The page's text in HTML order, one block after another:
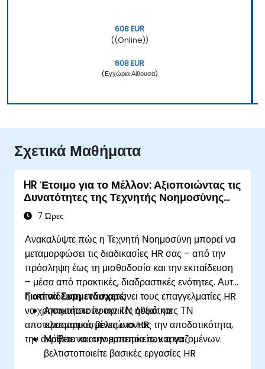
608 EUR
((Online))
608 EUR
(Εγχώρια Αίθουσα)
Σχετικά Μαθήματα
HR Έτοιμο για το Μέλλον: Αξιοποιώντας τις
Δυνατότητες της Τεχνητής Νοημοσύνης
στις Λειτουργίες Ανθρώπινου Δυναμικού
7 Ώρες
Ανακαλύψτε πώς η Τεχνητή Νοημοσύνη μπορεί να
μεταμορφώσει τις διαδικασίες HR σας – από την
πρόσληψη έως τη μισθοδοσία και την εκπαίδευση
– μέσα από πρακτικές, διαδραστικές ενότητες. Αυτή
η εκπαίδευση ενδυναμώνει τους επαγγελματίες HR
να χρησιμοποιούν την ΤΝ ηθικά και
αποτελεσματικά, βελτιώνοντας την αποδοτικότητα,
την ακρίβεια και την εμπειρία των εργαζομένων.
Γιατί να Συμμετάσχετε;
Αποκτήστε πρακτικές δεξιότητες ΤΝ
προσαρμοσμένες στο HR
Μάθετε να αυτοματοποιείτε και να
βελτιστοποιείτε βασικές εργασίες HR